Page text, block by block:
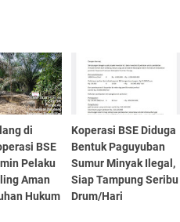
di
BSE
Pelaku
Aman
Hukum
Koperasi BSE Diduga
Bentuk Paguyuban
Sumur Minyak Ilegal,
Siap Tampung Seribu
Drum/Hari